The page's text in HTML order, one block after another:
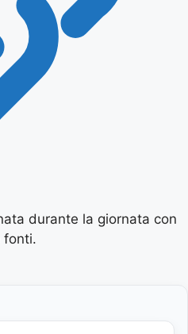
durante la giornata con
fonti.